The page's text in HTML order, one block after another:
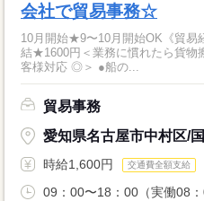
会社で貿易事務☆
10月開始★9〜10月開始OK《貿易
結★1600円＜業務に慣れたら貨物
客様対応 ◎＞ ●船の...
貿易事務
愛知県名古屋市中村区/
時給1,600円 交通費全額支給
09：00〜18：00（実働08：